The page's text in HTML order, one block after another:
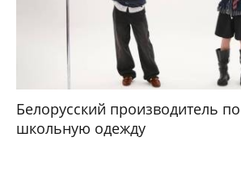
Белорусский производитель
школьную одежду